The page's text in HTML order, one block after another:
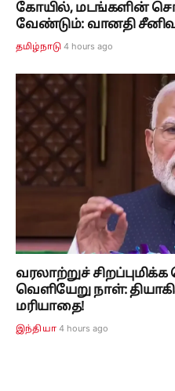
கோயில், மடங்களின்
வேண்டும்: வானதி
தமிழ்நாடு 4 hours ago
வரலாற்றுச்
வெளியேறு நாள்:
மரியாதை!
இந்தியா 4 hours ago